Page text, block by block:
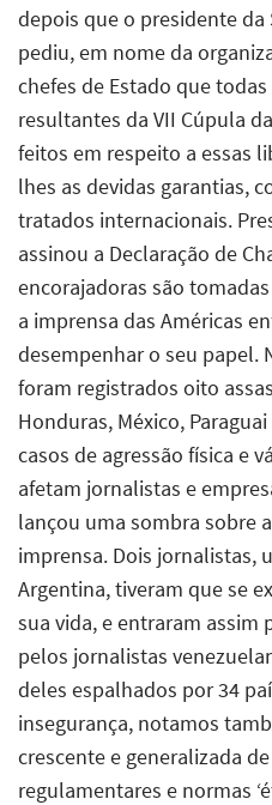
depois que o presidente da
pediu, em nome da
chefes de Estado que
resultantes da VII Cúpula
feitos em respeito a essas
lhes as devidas garantias,
tratados internacionais.
assinou a Declaração de
encorajadoras são
a imprensa das Américas
desempenhar o seu papel.
foram registrados oito
Honduras, México,
casos de agressão física e
afetam jornalistas e
lançou uma sombra sobre
imprensa. Dois jornalistas,
Argentina, tiveram que se
sua vida, e entraram assim
pelos jornalistas
deles espalhados por 34
insegurança, notamos
crescente e generalizada
regulamentares e normas